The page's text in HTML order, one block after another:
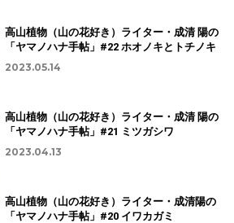
高山植物（山の花好き）ライター・成清 陽の
「ヤマノハナ手帖」#22 ホオノキとトチノキ
2023.05.14
高山植物（山の花好き）ライター・成清 陽の
「ヤマノハナ手帖」#21 ミツガシワ
2023.04.13
高山植物（山の花好き）ライター・成清陽の
「ヤマノハナ手帖」#20 イワカガミ